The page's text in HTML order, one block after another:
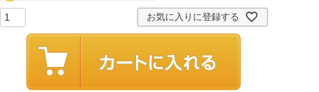
お気に入りに登録する